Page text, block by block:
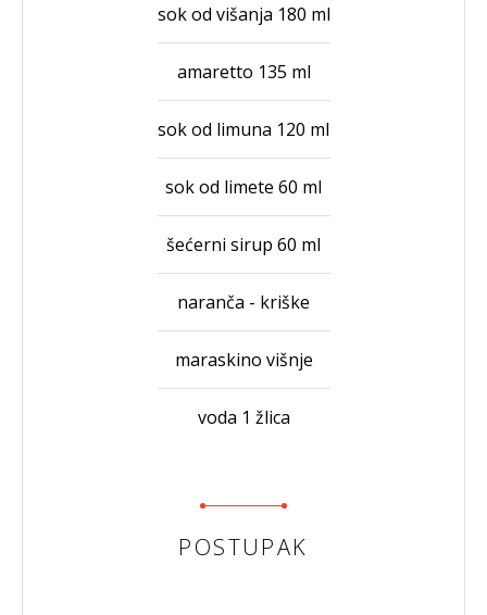
sok od višanja 180 ml
amaretto 135 ml
sok od limuna 120 ml
sok od limete 60 ml
šećerni sirup 60 ml
naranča - kriške
maraskino višnje
voda 1 žlica
POSTUPAK